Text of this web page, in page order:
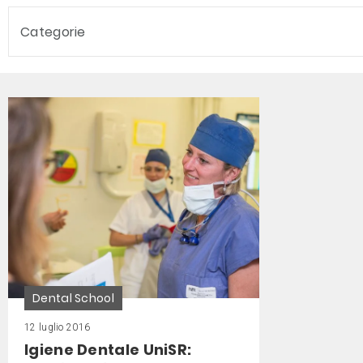
Categorie
Dental School
12 luglio 2016
Igiene Dentale UniSR: